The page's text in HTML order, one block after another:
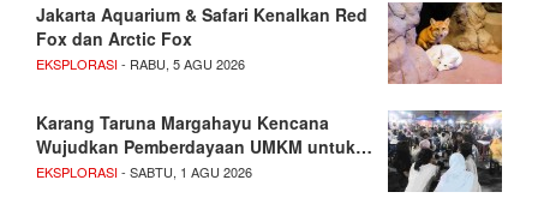
Jakarta Aquarium & Safari Kenalkan Red
Fox dan Arctic Fox
EKSPLORASI- RABU, 5 AGU 2026
Karang Taruna Margahayu Kencana
Wujudkan Pemberdayaan UMKM untuk…
EKSPLORASI- SABTU, 1 AGU 2026